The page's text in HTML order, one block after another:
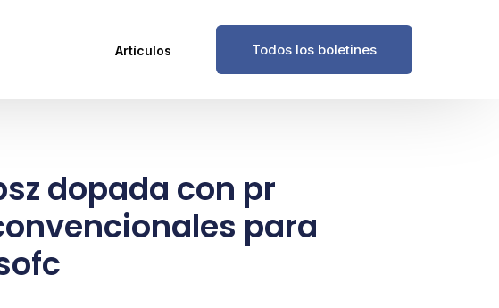
Artículos Todos los boletines
dopada con pr
para